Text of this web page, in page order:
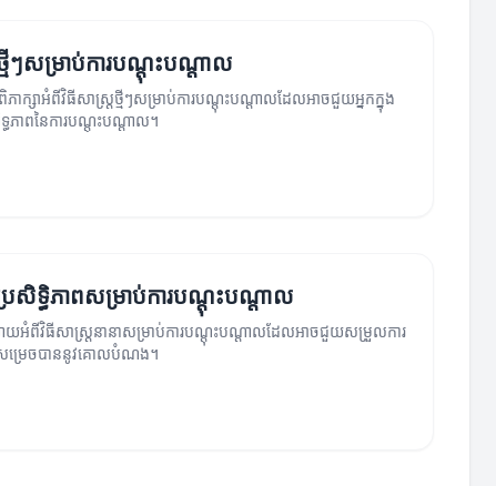
មីៗសម្រាប់ការបណ្តុះបណ្តាល
ភាក្សាអំពីវិធីសាស្ត្រថ្មីៗសម្រាប់ការបណ្តុះបណ្តាលដែលអាចជួយអ្នកក្នុង
ធភាពនៃការបណ្តុះបណ្តាល។
រសិទ្ធិភាពសម្រាប់ការបណ្តុះបណ្តាល
យអំពីវិធីសាស្រ្តនានាសម្រាប់ការបណ្តុះបណ្តាលដែលអាចជួយសម្រួលការ
ម្រេចបាននូវគោលបំណង។